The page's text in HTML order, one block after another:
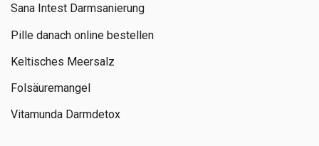
Sana Intest Darmsanierung
Pille danach online bestellen
Keltisches Meersalz
Folsäuremangel
Vitamunda Darmdetox